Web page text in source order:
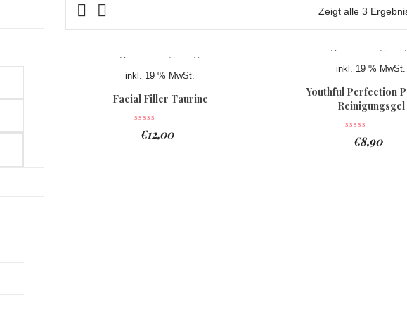
Zeigt alle 3
inkl. 19 % MwSt.
Facial Filler Taurine
€12,00
inkl. 19 % MwSt.
Youthful Perfection
Reinigungsgel
€8,90